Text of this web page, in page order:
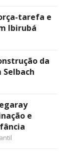
tarefa e
Ibirubá
da
e